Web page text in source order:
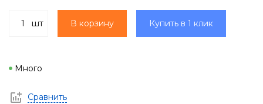
шт В корзину Купить в 1 клик
Много
Сравнить